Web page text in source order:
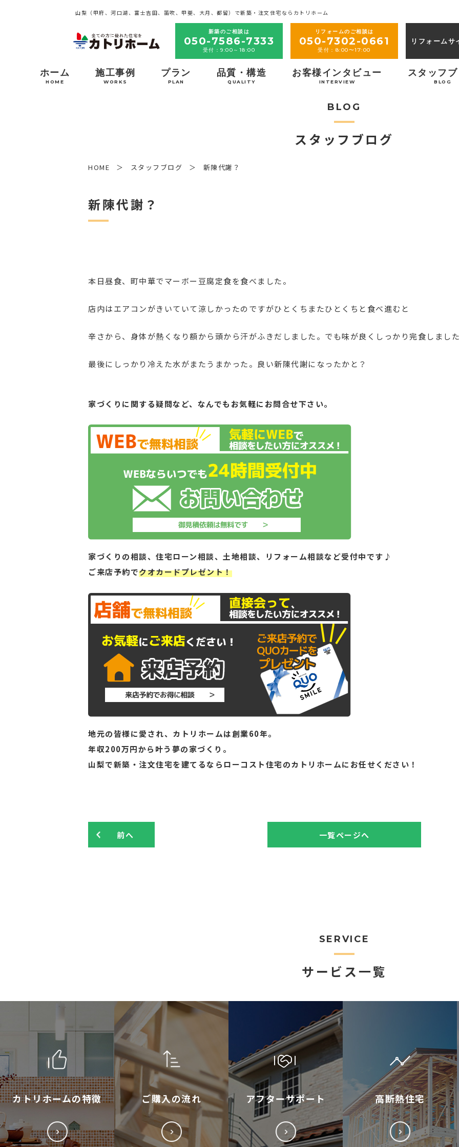
山梨（甲府、河口湖、富士吉田、笛吹、甲斐、大月、都留）で新築・注文住宅ならカトリホーム
新築のご相談は
050-7586-7333
受付：9:00～18:00
リフォームのご相談は
050-7302-0661
受付：8:00〜17:00
リフォームサ
ホーム
HOME
施工事例
WORKS
プラン
PLAN
品質・構造
QUALITY
お客様インタビュー
INTERVIEW
スタッフ
BLOG
BLOG
スタッフブログ
HOME スタッフブログ 新陳代謝？
新陳代謝？
本日昼食、町中華でマーボー豆腐定食を食べました。
店内はエアコンがきいていて涼しかったのですがひとくちまたひとくちと食べ進むと
辛さから、身体が熱くなり額から頭から汗がふきだしました。でも味が良くしっかり完食しまし
最後にしっかり冷えた水がまたうまかった。良い新陳代謝になったかと？
家づくりに関する疑問など、 なんでもお気軽にお問合せ下さい。
家づくりの相談、住宅ローン相談、土地相談、リフォーム相談など受付中です♪
ご来店予約でクオカードプレゼント！
地元の皆様に愛され、カトリホームは創業60年。
年収200万円から叶う夢の家づくり。
山梨で新築・注文住宅を建てるならローコスト住宅のカトリホームにお任せください！
前へ 一覧ページへ
SERVICE
サービス一覧
カトリホームの特徴 ご購入の流れ アフターサポート 高断熱住宅